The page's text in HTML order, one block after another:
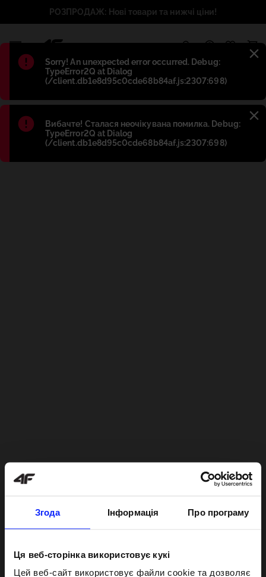
Згода Інформація Про програму
Ця веб-сторінка використовує кукі
Цей веб-сайт використовує файли cookie та дозволяє
Błąd:
Sorry! An unexpected error occurred. Debug:
TypeError2Q at Dialog
(/client.db1e8d95c0cde68b84af.js:2307:698)
Błąd:
Вибачте! Сталася неочікувана помилка. Debug:
TypeError2Q at Dialog
(/client.db1e8d95c0cde68b84af.js:2307:698)
РОЗПРОДАЖ: Нові товари та нижчі ціни!